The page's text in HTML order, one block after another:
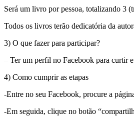
Será um livro por pessoa, totalizando 3
Todos os livros terão dedicatória da
3) O que fazer para participar?
– Ter um perfil no Facebook para curtir
4) Como cumprir as etapas
-Entre no seu Facebook, procure a
-Em seguida, clique no botão